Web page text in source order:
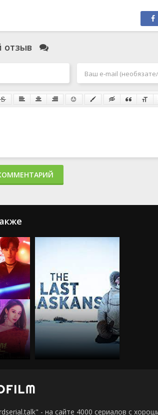
отзыв
- на сайте 4000 сериалов с